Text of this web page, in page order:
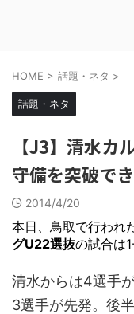
HOME > 話題・ネタ >
話題・ネタ
【J3】清水カ
守備を突破で
2014/4/20
本日、鳥取で行われ
グU22選抜の試合は
清水からは4選手
3選手が先発。後